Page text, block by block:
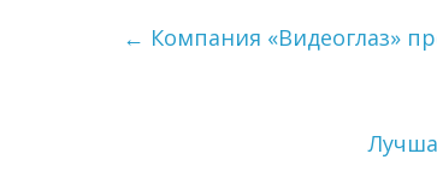
← Компания «Видеоглаз»